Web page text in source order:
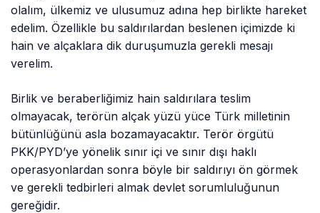
olalım, ülkemiz ve ulusumuz adına hep birlikte hareket
edelim. Özellikle bu saldırılardan beslenen içimizde ki
hain ve alçaklara dik duruşumuzla gerekli mesajı
verelim.
Birlik ve beraberliğimiz hain saldırılara teslim
olmayacak, terörün alçak yüzü yüce Türk milletinin
bütünlüğünü asla bozamayacaktır. Terör örgütü
PKK/PYD’ye yönelik sınır içi ve sınır dışı haklı
operasyonlardan sonra böyle bir saldırıyı ön görmek
ve gerekli tedbirleri almak devlet sorumluluğunun
gereğidir.